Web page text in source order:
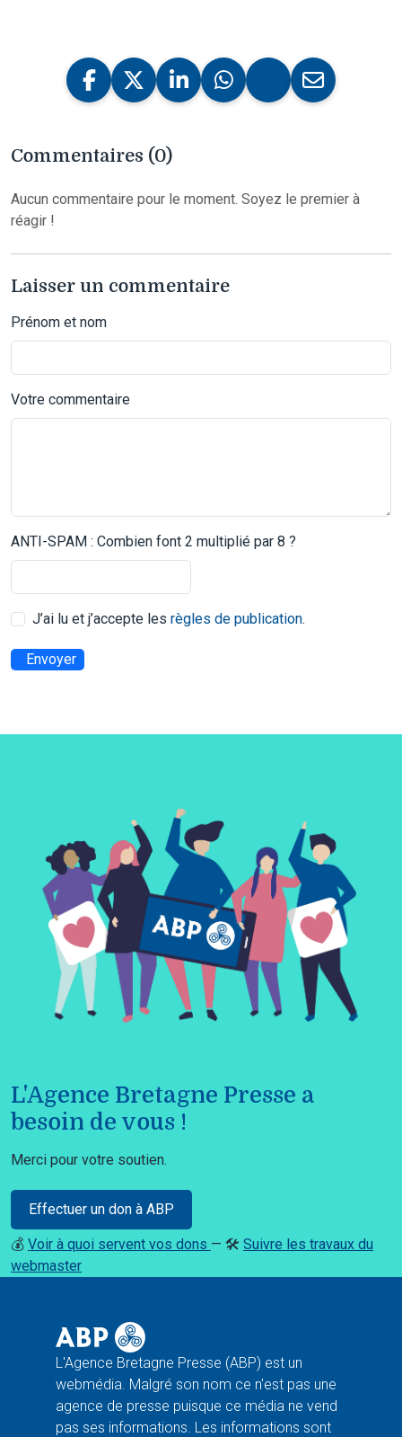
Commentaires (0)
Aucun commentaire pour le moment. Soyez le premier à
réagir !
Laisser un commentaire
Prénom et nom
Votre commentaire
ANTI-SPAM : Combien font 2 multiplié par 8 ?
J’ai lu et j’accepte les règles de publication.
Envoyer
L'Agence Bretagne Presse a
besoin de vous !
Merci pour votre soutien.
Effectuer un don à ABP
💰 Voir à quoi servent vos dons — 🛠️ Suivre les travaux du
webmaster
L'Agence Bretagne Presse (ABP) est un
webmédia. Malgré son nom ce n'est pas une
agence de presse puisque ce média ne vend
pas ses informations. Les informations sont